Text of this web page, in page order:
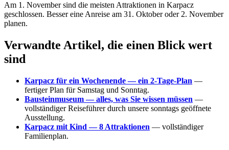
Am 1. November sind die meisten Attraktionen in Karpacz
geschlossen. Besser eine Anreise am 31. Oktober oder 2. November
planen.
Verwandte Artikel, die einen Blick wert
sind
Karpacz für ein Wochenende — ein 2-Tage-Plan —
fertiger Plan für Samstag und Sonntag.
Bausteinmuseum — alles, was Sie wissen müssen —
vollständiger Reiseführer durch unsere sonntags geöffnete
Ausstellung.
Karpacz mit Kind — 8 Attraktionen — vollständiger
Familienplan.